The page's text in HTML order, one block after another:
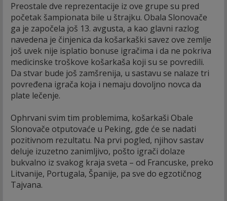
Preostale dve reprezentacije iz ove grupe su pred
početak šampionata bile u štrajku. Obala Slonovače
ga je započela još 13. avgusta, a kao glavni razlog
navedena je činjenica da košarkaški savez ove zemlje
još uvek nije isplatio bonuse igračima i da ne pokriva
medicinske troškove košarkaša koji su se povredili.
Da stvar bude još zamšrenija, u sastavu se nalaze tri
povređena igrača koja i nemaju dovoljno novca da
plate lečenje.
Ophrvani svim tim problemima, košarkaši Obale
Slonovače otputovaće u Peking, gde će se nadati
pozitivnom rezultatu. Na prvi pogled, njihov sastav
deluje izuzetno zanimljivo, pošto igrači dolaze
bukvalno iz svakog kraja sveta – od Francuske, preko
Litvanije, Portugala, Španije, pa sve do egzotičnog
Tajvana.